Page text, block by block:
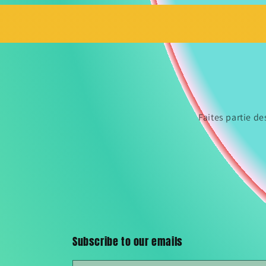
Faites partie
Subscribe to our emails